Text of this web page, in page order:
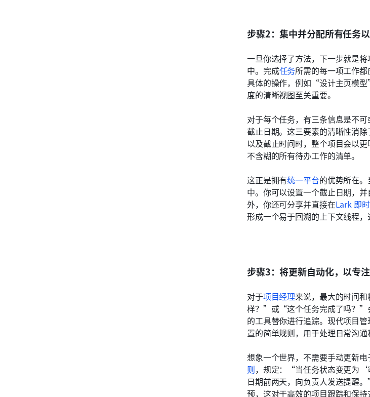
步骤2：集中并分配所有任务
一旦你选择了方法，下一步就是
中。完成任务所需的每一项工作
具体的操作，例如“设计主页模
度的清晰视图至关重要。
对于每个任务，有三条信息是不
截止日期。这三要素的清晰性消
以及截止时间时，整个项目会以
不含糊的所有待办工作的清单。
这正是拥有统一平台的优势所在。
中。你可以设置一个截止日期，
外，你还可分享并直接在Lark 即
形成一个易于回溯的上下文线程
步骤3：将更新自动化，以专
对于项目经理来说，最大的时间
样？”或“这个任务完成了吗？”
的工具替你进行追踪。现代项目
置的简单规则，用于处理日常沟
想象一个世界，不需要手动更新
则，规定：“当任务状态变更为
日期前两天，向负责人发送提醒
预，这对于高效的项目跟踪和保持